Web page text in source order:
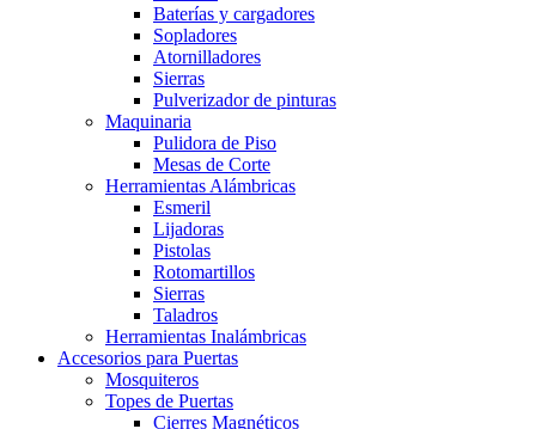
Baterías y cargadores
Sopladores
Atornilladores
Sierras
Pulverizador de pinturas
Maquinaria
Pulidora de Piso
Mesas de Corte
Herramientas Alámbricas
Esmeril
Lijadoras
Pistolas
Rotomartillos
Sierras
Taladros
Herramientas Inalámbricas
Accesorios para Puertas
Mosquiteros
Topes de Puertas
Cierres Magnéticos